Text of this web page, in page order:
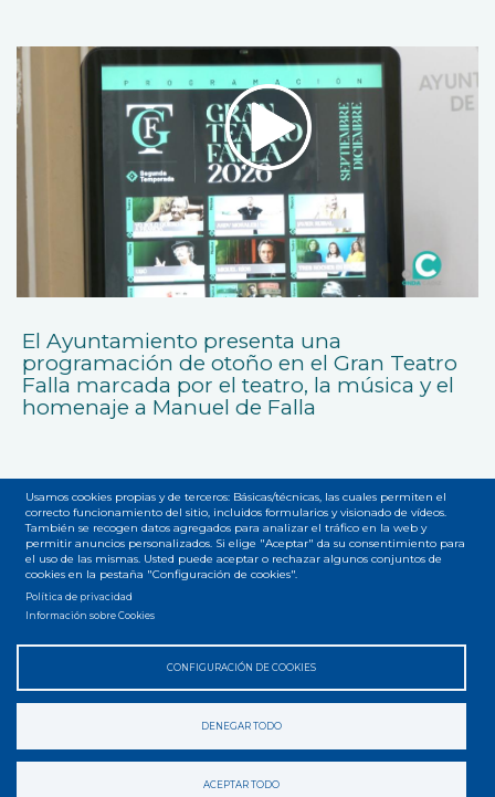
El Ayuntamiento presenta una
programación de otoño en el Gran Teatro
Falla marcada por el teatro, la música y el
homenaje a Manuel de Falla
Menú
del
Accesibilidad Privacidad Legal Cookies Mapa web
Usamos cookies propias y de terceros: Básicas/técnicas, las cuales permiten el
correcto funcionamiento del sitio, incluidos formularios y visionado de vídeos.
También se recogen datos agregados para analizar el tráfico en la web y
permitir anuncios personalizados. Si elige "Aceptar" da su consentimiento para
el uso de las mismas. Usted puede aceptar o rechazar algunos conjuntos de
cookies en la pestaña "Configuración de cookies".
Política de privacidad
Información sobre Cookies
CONFIGURACIÓN DE COOKIES
DENEGAR TODO
ACEPTAR TODO